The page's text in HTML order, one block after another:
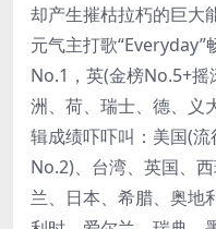
却产生摧枯拉朽的巨大
元气主打歌
No.1，英(金榜No.5+
洲、荷、瑞士、德、义
辑成绩吓吓叫：美国(
No.2)、台湾、英国、
兰、日本、希腊、奥地